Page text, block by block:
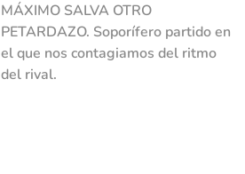
MÁXIMO SALVA OTRO
PETARDAZO. Soporífero partido en
el que nos contagiamos del ritmo
del rival.